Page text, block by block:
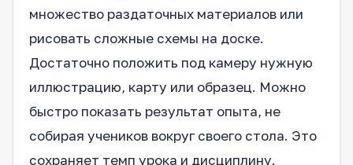
множество раздаточных материалов или
рисовать сложные схемы на доске.
Достаточно положить под камеру нужную
иллюстрацию, карту или образец. Можно
быстро показать результат опыта, не
собирая учеников вокруг своего стола. Это
сохраняет темп урока и дисциплину.